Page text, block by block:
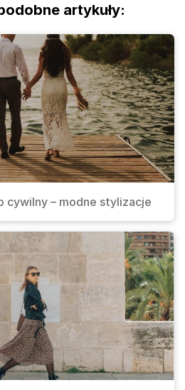
artykuły:
cywilny – modne stylizacje